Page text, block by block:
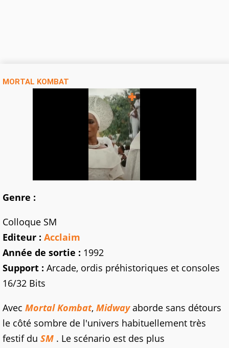
MORTAL KOMBAT
Genre :
Colloque SM
Editeur : Acclaim
Année de sortie : 1992
Support : Arcade, ordis préhistoriques et consoles
16/32 Bits
Avec Mortal Kombat, Midway aborde sans détours
le côté sombre de l'univers habituellement très
festif du SM . Le scénario est des plus